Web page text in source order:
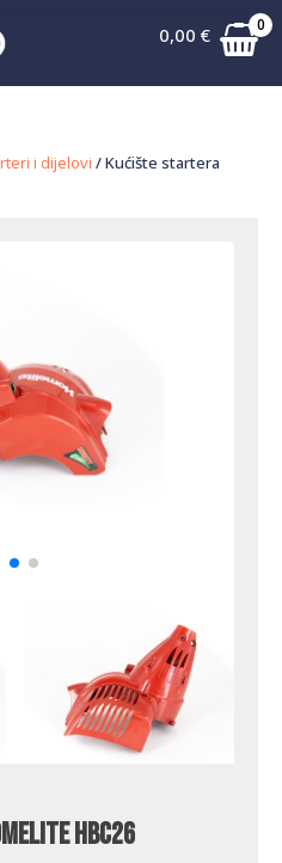
0,00 € 0
i dijelovi / Kućište startera
HBC26